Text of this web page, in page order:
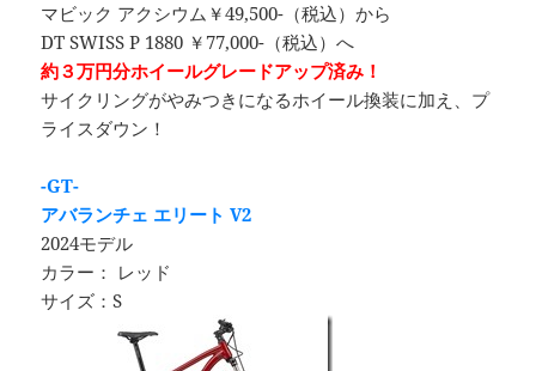
マビック アクシウム￥49,500-（税込）から
DT SWISS P 1880 ￥77,000-（税込）へ
約３万円分ホイールグレードアップ済み！
サイクリングがやみつきになるホイール換装に加え、プ
ライスダウン！
-GT-
アバランチェ エリート V2
2024モデル
カラー： レッド
サイズ：S